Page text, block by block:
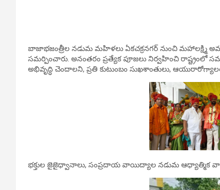
బాజాభజంత్రీల నడుమ మహిళలు ఏకచక్రనగర్ నుంచి మహాలక్ష్మి
సమర్పించారు. అనంతరం ప్రత్యేక పూజలు నిర్వహించి
అభివృద్ధి చెందాలని, ప్రతి కుటుంబం సుఖశాంతులు,
భక్తుల జైజైధ్వానాలు, సంప్రదాయ వాయిద్యాల నడుమ